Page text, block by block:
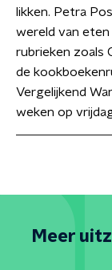
likken. Petra
wereld van
rubrieken zoals
de
Vergelijkend
weken op
Meer